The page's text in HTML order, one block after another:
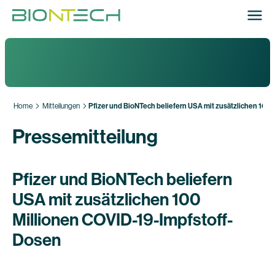
Home Mitteilungen Pfizer und BioNTech beliefern USA mit zusätzlichen
Pressemitteilung
Pfizer und BioNTech beliefern
USA mit zusätzlichen 100
Millionen COVID-19-Impfstoff-
Dosen